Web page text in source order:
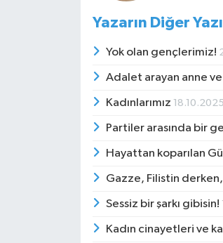
Yazarın Diğer
Yok olan gençlerimiz!
Adalet arayan anne
Kadınlarımız 18.10.2025
Partiler arasında bir
Hayattan koparılan
Gazze, Filistin derken,
Sessiz bir şarkı gibisin!
Kadın cinayetleri ve